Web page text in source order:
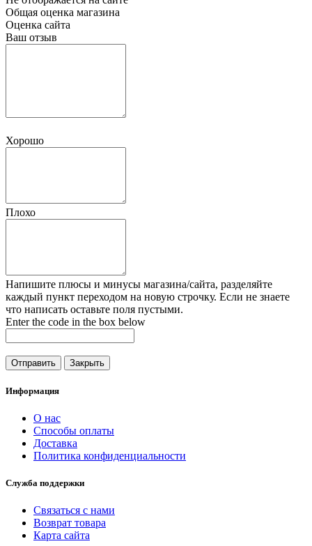
Общая оценка магазина
Оценка сайта
Ваш отзыв
Хорошо
Плохо
Напишите плюсы и минусы магазина/сайта, разделяйте
каждый пункт переходом на новую строчку. Если не знаете
что написать оставьте поля пустыми.
Enter the code in the box below
Отправить Закрыть
Информация
О нас
Способы оплаты
Доставка
Политика конфиденциальности
Служба поддержки
Связаться с нами
Возврат товара
Карта сайта